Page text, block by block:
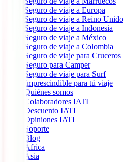
Seguro de viaje a Europa
Seguro de viaje a Reino Unido
Seguro de viaje a Indonesia
Seguro de viaje a México
Seguro de viaje a Colombia
Seguro de viaje para Cruceros
Seguro para Camper
Seguro de viaje para Surf
Imprescindible para tú viaje
Quiénes somos
Colaboradores IATI
Descuento IATI
Opiniones IATI
Soporte
Blog
África
Ásia